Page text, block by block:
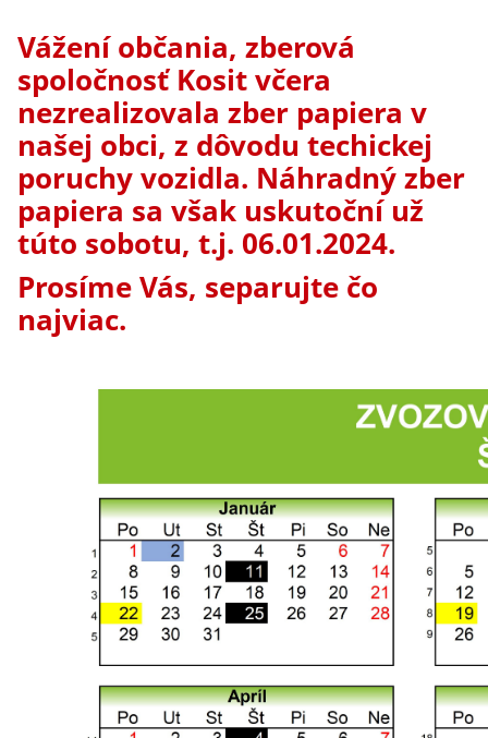
Vážení občania, zberová
spoločnosť Kosit včera
nezrealizovala zber papiera v
našej obci, z dôvodu techickej
poruchy vozidla. Náhradný zber
papiera sa však uskutoční už
túto sobotu, t.j. 06.01.2024.
Prosíme Vás, separujte čo
najviac.